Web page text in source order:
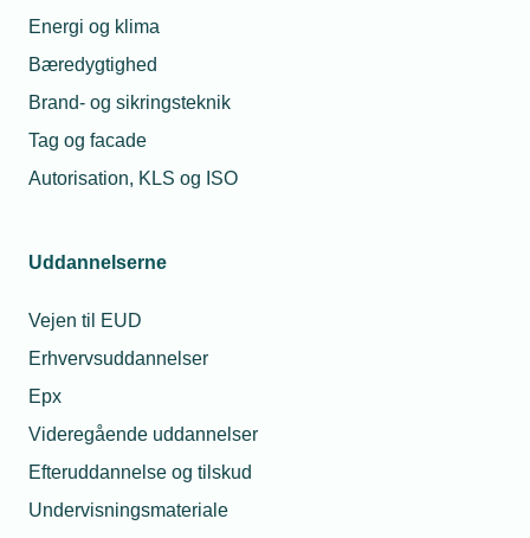
Energi og klima
Bæredygtighed
Brand- og sikringsteknik
Tag og facade
Autorisation, KLS og ISO
Uddannelserne
Vejen til EUD
Erhvervsuddannelser
Epx
Videregående uddannelser
Efteruddannelse og tilskud
Undervisningsmateriale
07. aug. 2023
Vil du eksportere til
11. sep. 2023
Relaterede nyheder